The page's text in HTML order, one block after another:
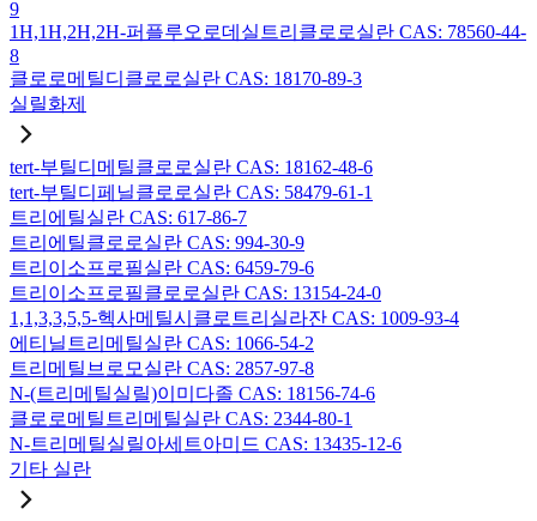
9
1H,1H,2H,2H-퍼플루오로데실트리클로로실란 CAS: 78560-44-
8
클로로메틸디클로로실란 CAS: 18170-89-3
실릴화제
tert-부틸디메틸클로로실란 CAS: 18162-48-6
tert-부틸디페닐클로로실란 CAS: 58479-61-1
트리에틸실란 CAS: 617-86-7
트리에틸클로로실란 CAS: 994-30-9
트리이소프로필실란 CAS: 6459-79-6
트리이소프로필클로로실란 CAS: 13154-24-0
1,1,3,3,5,5-헥사메틸시클로트리실라잔 CAS: 1009-93-4
에티닐트리메틸실란 CAS: 1066-54-2
트리메틸브로모실란 CAS: 2857-97-8
N-(트리메틸실릴)이미다졸 CAS: 18156-74-6
클로로메틸트리메틸실란 CAS: 2344-80-1
N-트리메틸실릴아세트아미드 CAS: 13435-12-6
기타 실란